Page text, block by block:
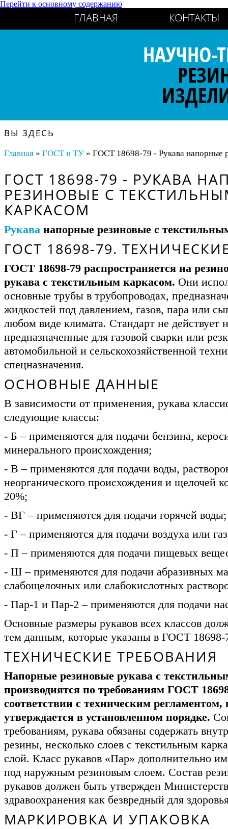
Перейти к основному содержанию
ГЛАВНАЯ КОНТАКТЫ
НАУЧНО-
ВЫ ЗДЕСЬ
Главная» ГОСТ и ТУ» ГОСТ 18698-79 - Рукава напорные
ГОСТ 18698-79 - РУКАВА
РЕЗИНОВЫЕ С
КАРКАСОМ
Рукаванапорные резиновые с
ГОСТ 18698-79.
ГОСТ 18698-79 распространяется на
рукава с текстильным каркасом. Они
основные трубы в трубопроводах,
жидкостей под давлением, газов, пара или
любом виде климата. Стандарт не действует
предназначенные для газовой сварки или
автомобильной и сельскохозяйственной
спецназначения.
ОСНОВНЫЕ ДАННЫЕ
В зависимости от применения, рукава
следующие классы:
- Б – применяются для подачи бензина,
минерального происхождения;
- В – применяются для подачи воды,
неорганического происхождения и щелочей
20%;
- ВГ – применяются для подачи горячей воды;
- Г – применяются для подачи воздуха или
- П – применяются для подачи пищевых
- Ш – применяются для подачи абразивных
слабощелочных или слабокислотных
- Пар-1 и Пар-2 – применяются для подачи
Основные размеры рукавов всех классов
тем данным, которые указаны в ГОСТ 18698-
ТЕХНИЧЕСКИЕ ТРЕБОВАНИЯ
Напорные резиновые рукава с
производиятся по требованиям ГОСТ
соответствии с техническим
утверждается в установленном порядке.
требованиям, рукава обязаны содержать
резины, несколько слоев с текстильным
слой. Класс рукавов «Пар» дополнительно
под наружным резиновым слоем. Состав
рукавов должен быть утвержден
здравоохранения как безвредный для
МАРКИРОВКА И УПАКОВКА